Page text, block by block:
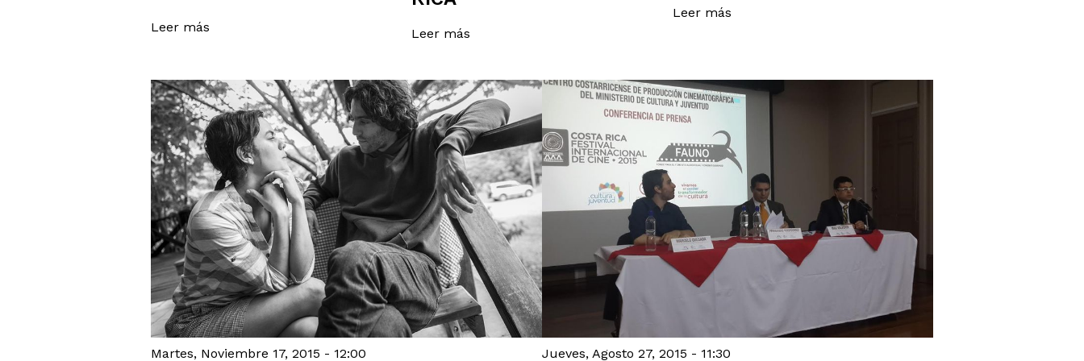
Leer más Leer más
Leer más
Martes, Noviembre 17, 2015 - 12:00 Jueves, Agosto 27, 2015 - 11:30